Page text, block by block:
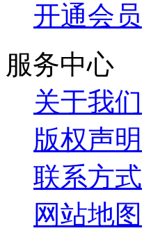
开通会员
服务中心
关于我们
版权声明
联系方式
网站地图